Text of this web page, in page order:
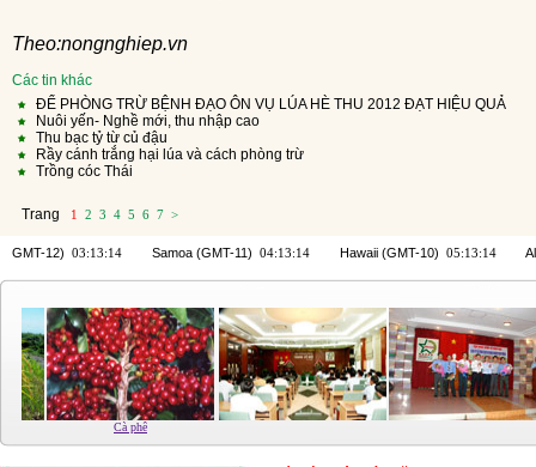
theo:nongnghiep.vn
Các tin khác
ĐỂ PHÒNG TRỪ BỆNH ĐẠO ÔN VỤ LÚA HÈ THU 2012 ĐẠT HIỆU QUẢ
Nuôi yến- Nghề mới, thu nhập cao
Thu bạc tỷ từ củ đậu
Rầy cánh trắng hại lúa và cách phòng trừ
Trồng cóc Thái
Trang 1 2 3 4 5 6 7 >
Cà phê